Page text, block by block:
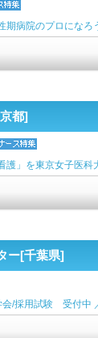
期病院のプロになろ
都]
護」を東京女子医
ー[千葉県]
/採用試験 受付中